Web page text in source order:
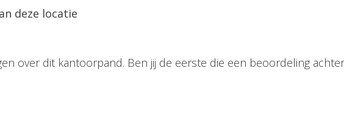
deze locatie
over dit kantoorpand. Ben jij de eerste die een beoordeling